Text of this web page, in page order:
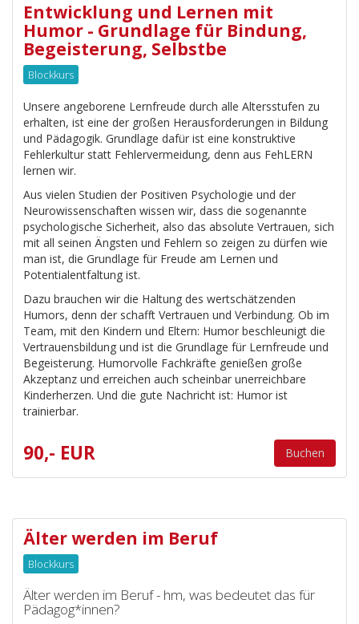
Entwicklung und Lernen mit
Humor - Grundlage für Bindung,
Begeisterung, Selbstbe
Blockkurs
Unsere angeborene Lernfreude durch alle Altersstufen zu
erhalten, ist eine der großen Herausforderungen in Bildung
und Pädagogik. Grundlage dafür ist eine konstruktive
Fehlerkultur statt Fehlervermeidung, denn aus FehLERN
lernen wir.
Aus vielen Studien der Positiven Psychologie und der
Neurowissenschaften wissen wir, dass die sogenannte
psychologische Sicherheit, also das absolute Vertrauen, sich
mit all seinen Ängsten und Fehlern so zeigen zu dürfen wie
man ist, die Grundlage für Freude am Lernen und
Potentialentfaltung ist.
Dazu brauchen wir die Haltung des wertschätzenden
Humors, denn der schafft Vertrauen und Verbindung. Ob im
Team, mit den Kindern und Eltern: Humor beschleunigt die
Vertrauensbildung und ist die Grundlage für Lernfreude und
Begeisterung. Humorvolle Fachkräfte genießen große
Akzeptanz und erreichen auch scheinbar unerreichbare
Kinderherzen. Und die gute Nachricht ist: Humor ist
trainierbar.
90,- EUR Buchen
Älter werden im Beruf
Blockkurs
Älter werden im Beruf - hm, was bedeutet das für
Pädagog*innen?